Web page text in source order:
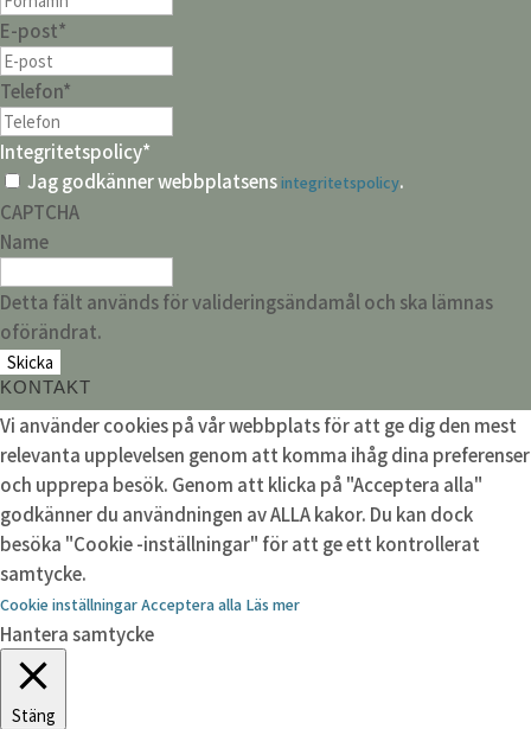
E-post*
Telefon*
Integritetspolicy*
Jag godkänner webbplatsensintegritetspolicy.
CAPTCHA
Name
Detta fält används för valideringsändamål och ska lämnas
oförändrat.
KONTAKT
Vi använder cookies på vår webbplats för att ge dig den mest
relevanta upplevelsen genom att komma ihåg dina preferenser
och upprepa besök. Genom att klicka på "Acceptera alla"
godkänner du användningen av ALLA kakor. Du kan dock
besöka "Cookie -inställningar" för att ge ett kontrollerat
samtycke.
Cookie inställningarAcceptera alla Läs mer
Hantera samtycke
Stäng